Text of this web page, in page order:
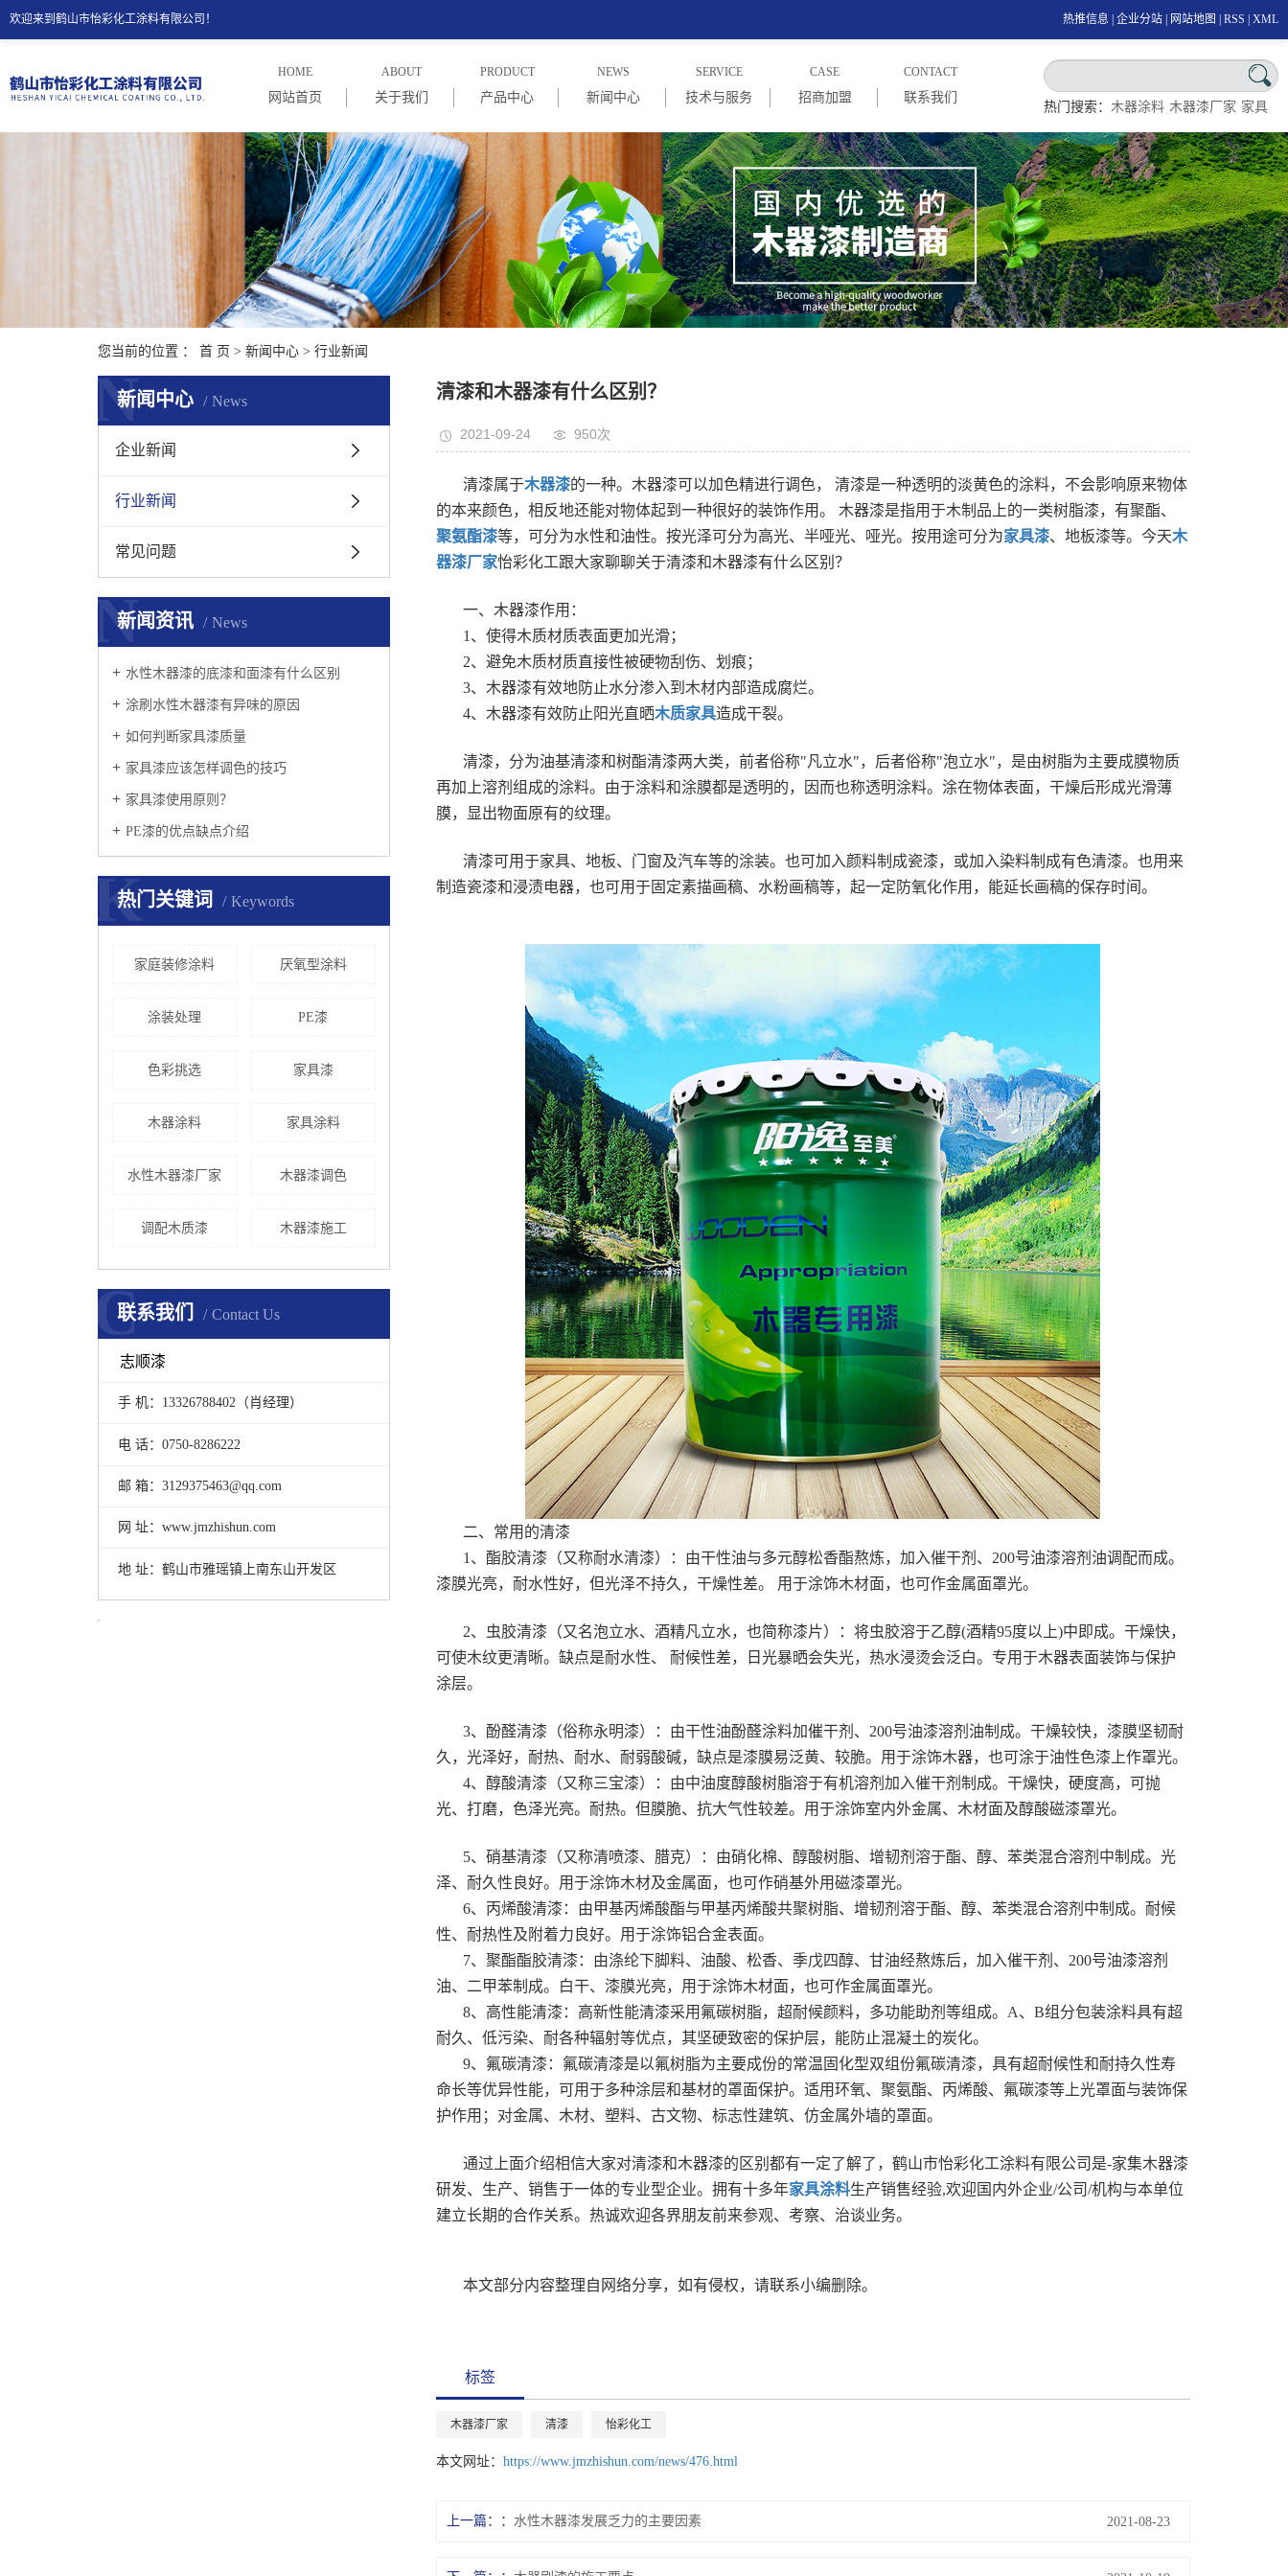
欢迎来到鹤山市怡彩化工涂料有限公司！ 热推信息 企业分站 网站地图 RSS XML
HOME
网站首页
ABOUT
关于我们
公司介绍
公司理念
PRODUCT
产品中心
PU木器漆系列
PE木器漆系列
UV漆系列
NC漆系列
水性漆系列
NEWS
新闻中心
企业新闻
行业新闻
常见问题
SERVICE
技术与服务
技术与服务
CASE
招商加盟
招商信息
加盟商家
CONTACT
联系我们
热门搜索：木器涂料 木器漆厂家 家具
漆厂家
您当前的位置 ： 首 页 > 新闻中心 > 行业新闻
新闻中心 News
N
企业新闻
行业新闻
常见问题
新闻资讯 News
N
水性木器漆的底漆和面漆有什么区别
涂刷水性木器漆有异味的原因
如何判断家具漆质量
家具漆应该怎样调色的技巧
家具漆使用原则？
PE漆的优点缺点介绍
热门关键词 Keywords
K
家庭装修涂料 厌氧型涂料
涂装处理 PE漆
色彩挑选 家具漆
木器涂料 家具涂料
水性木器漆厂家 木器漆调色
调配木质漆 木器漆施工
联系我们 Contact Us
C
志顺漆
手 机：13326788402（肖经理）
电 话：0750-8286222
邮 箱：3129375463@qq.com
网 址：www.jmzhishun.com
地 址：鹤山市雅瑶镇上南东山开发区
清漆和木器漆有什么区别？
2021-09-24 950次
清漆属于木器漆的一种。木器漆可以加色精进行调色， 清漆是一种透明的淡黄色的涂料，不会影响原来物体
的本来颜色，相反地还能对物体起到一种很好的装饰作用。 木器漆是指用于木制品上的一类树脂漆，有聚酯、
聚氨酯漆等，可分为水性和油性。按光泽可分为高光、半哑光、哑光。按用途可分为家具漆、地板漆等。今天木
器漆厂家怡彩化工跟大家聊聊关于清漆和木器漆有什么区别？
一、木器漆作用：
1、使得木质材质表面更加光滑；
2、避免木质材质直接性被硬物刮伤、划痕；
3、木器漆有效地防止水分渗入到木材内部造成腐烂。
4、木器漆有效防止阳光直晒木质家具造成干裂。
清漆，分为油基清漆和树酯清漆两大类，前者俗称"凡立水"，后者俗称"泡立水"，是由树脂为主要成膜物质
再加上溶剂组成的涂料。由于涂料和涂膜都是透明的，因而也称透明涂料。涂在物体表面，干燥后形成光滑薄
膜，显出物面原有的纹理。
清漆可用于家具、地板、门窗及汽车等的涂装。也可加入颜料制成瓷漆，或加入染料制成有色清漆。也用来
制造瓷漆和浸渍电器，也可用于固定素描画稿、水粉画稿等，起一定防氧化作用，能延长画稿的保存时间。
二、常用的清漆
1、酯胶清漆（又称耐水清漆）：由干性油与多元醇松香酯熬炼，加入催干剂、200号油漆溶剂油调配而成。
漆膜光亮，耐水性好，但光泽不持久，干燥性差。 用于涂饰木材面，也可作金属面罩光。
2、虫胶清漆（又名泡立水、酒精凡立水，也简称漆片）：将虫胶溶于乙醇(酒精95度以上)中即成。干燥快，
可使木纹更清晰。缺点是耐水性、 耐候性差，日光暴晒会失光，热水浸烫会泛白。专用于木器表面装饰与保护
涂层。
3、酚醛清漆（俗称永明漆）：由干性油酚醛涂料加催干剂、200号油漆溶剂油制成。干燥较快，漆膜坚韧耐
久，光泽好，耐热、耐水、耐弱酸碱，缺点是漆膜易泛黄、较脆。用于涂饰木器，也可涂于油性色漆上作罩光。
4、醇酸清漆（又称三宝漆）：由中油度醇酸树脂溶于有机溶剂加入催干剂制成。干燥快，硬度高，可抛
光、打磨，色泽光亮。耐热。但膜脆、抗大气性较差。用于涂饰室内外金属、木材面及醇酸磁漆罩光。
5、硝基清漆（又称清喷漆、腊克）：由硝化棉、醇酸树脂、增韧剂溶于酯、醇、苯类混合溶剂中制成。光
泽、耐久性良好。用于涂饰木材及金属面，也可作硝基外用磁漆罩光。
6、丙烯酸清漆：由甲基丙烯酸酯与甲基丙烯酸共聚树脂、增韧剂溶于酯、醇、苯类混合溶剂中制成。耐候
性、耐热性及附着力良好。用于涂饰铝合金表面。
7、聚酯酯胶清漆：由涤纶下脚料、油酸、松香、季戊四醇、甘油经熬炼后，加入催干剂、200号油漆溶剂
油、二甲苯制成。白干、漆膜光亮，用于涂饰木材面，也可作金属面罩光。
8、高性能清漆：高新性能清漆采用氟碳树脂，超耐候颜料，多功能助剂等组成。A、B组分包装涂料具有超
耐久、低污染、耐各种辐射等优点，其坚硬致密的保护层，能防止混凝土的炭化。
9、氟碳清漆：氟碳清漆是以氟树脂为主要成份的常温固化型双组份氟碳清漆，具有超耐候性和耐持久性寿
命长等优异性能，可用于多种涂层和基材的罩面保护。适用环氧、聚氨酯、丙烯酸、氟碳漆等上光罩面与装饰保
护作用；对金属、木材、塑料、古文物、标志性建筑、仿金属外墙的罩面。
通过上面介绍相信大家对清漆和木器漆的区别都有一定了解了，鹤山市怡彩化工涂料有限公司是-家集木器漆
研发、生产、销售于一体的专业型企业。拥有十多年家具涂料生产销售经验,欢迎国内外企业/公司/机构与本单位
建立长期的合作关系。热诚欢迎各界朋友前来参观、考察、治谈业务。
本文部分内容整理自网络分享，如有侵权，请联系小编删除。
标签
木器漆厂家 清漆 怡彩化工
本文网址： https://www.jmzhishun.com/news/476.html
上一篇： 水性木器漆发展乏力的主要因素 2021-08-23